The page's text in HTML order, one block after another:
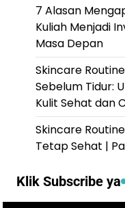
7 Alasan
Kuliah Menjadi
Masa Depan
Skincare
Sebelum Tidur:
Kulit Sehat dan
Skincare
Tetap Sehat |
Klik Subscribe ya